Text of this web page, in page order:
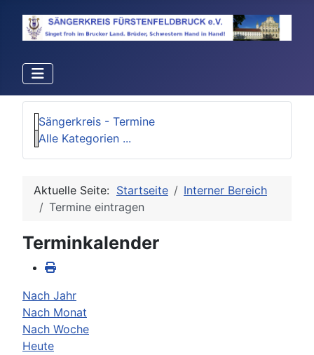
Sängerkreis - Termine
Alle Kategorien ...
Aktuelle Seite: Startseite
Interner Bereich
Termine eintragen
Terminkalender
Nach Jahr
Nach Monat
Nach Woche
Heute